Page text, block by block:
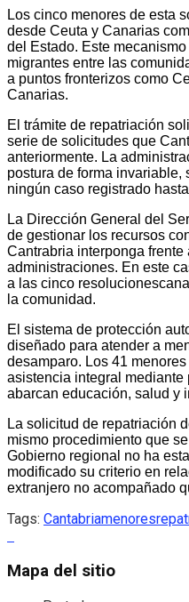
Los cinco menores de esta
desde Ceuta y Canarias
del Estado. Este
migrantes entre las
a puntos fronterizos como
Canarias.
El trámite de repatriación
serie de solicitudes que
anteriormente. La
postura de forma invariable,
ningún caso registrado
La Dirección General del
de gestionar los recursos
Cantrabria interponga
administraciones. En este
a las cinco
la comunidad.
El sistema de protección
diseñado para atender a
desamparo. Los 41
asistencia integral
abarcan educación, salud y
La solicitud de repatriación
mismo procedimiento que
Gobierno regional no ha
modificado su criterio en
extranjero no acompañado
Tags: Cantabriamenores
Mapa del sitio